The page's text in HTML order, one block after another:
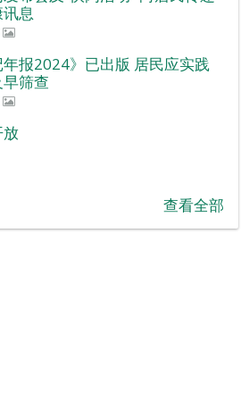
息
年报2024》已出版 居民应实践
筛查
查看全部